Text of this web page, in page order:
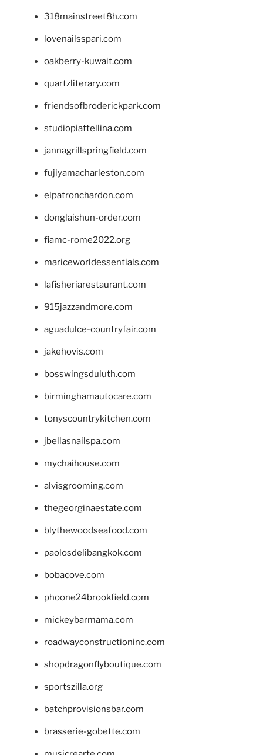
318mainstreet8h.com
lovenailsspari.com
oakberry-kuwait.com
quartzliterary.com
friendsofbroderickpark.com
studiopiattellina.com
jannagrillspringfield.com
fujiyamacharleston.com
elpatronchardon.com
donglaishun-order.com
fiamc-rome2022.org
mariceworldessentials.com
lafisheriarestaurant.com
915jazzandmore.com
aguadulce-countryfair.com
jakehovis.com
bosswingsduluth.com
birminghamautocare.com
tonyscountrykitchen.com
jbellasnailspa.com
mychaihouse.com
alvisgrooming.com
thegeorginaestate.com
blythewoodseafood.com
paolosdelibangkok.com
bobacove.com
phoone24brookfield.com
mickeybarmama.com
roadwayconstructioninc.com
shopdragonflyboutique.com
sportszilla.org
batchprovisionsbar.com
brasserie-gobette.com